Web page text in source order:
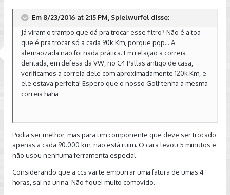
Em 8/23/2016 at 2:15 PM, Spielwurfel disse:
Já viram o trampo que dá pra trocar esse filtro? Não é a toa
que é pra trocar só a cada 90k Km, porque pqp... A
alemãozada não foi nada prática. Em relação a correia
dentada, em defesa da VW, no C4 Pallas antigo de casa,
verificamos a correia dele com aproximadamente 120k Km, e
ele estava perfeita! Espero que o nosso Golf tenha a mesma
correia haha
Podia ser melhor, mas para um componente que deve ser trocado
apenas a cada 90.000 km, não está ruim. O cara levou 5 minutos e
não usou nenhuma ferramenta especial.
Considerando que a ccs vai te empurrar uma fatura de umas 4
horas, sai na urina. Não fiquei muito comovido.